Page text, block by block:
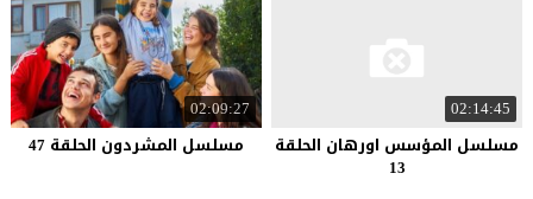
02:14:45
مسلسل المؤسس اورهان الحلقة
13
02:09:27
مسلسل المشردون الحلقة 47